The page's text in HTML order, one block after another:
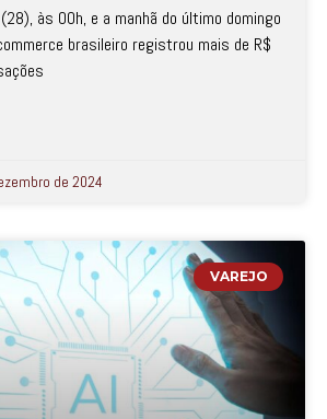
às 00h, e a manhã do último domingo
brasileiro registrou mais de R$
de 2024
VAREJO